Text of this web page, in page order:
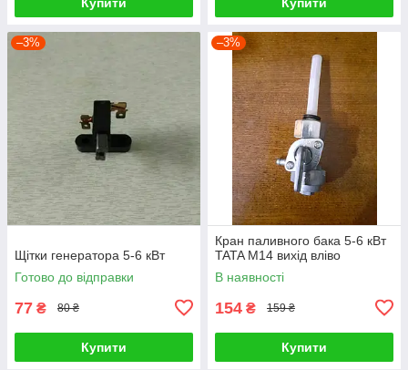
–3%
Щітки генератора 5-6 кВт
Готово до відправки
77 ₴ 80 ₴
Купити
–3%
Кран паливного бака 5-6 кВт
TATA М14 вихід вліво
В наявності
154 ₴ 159 ₴
Купити